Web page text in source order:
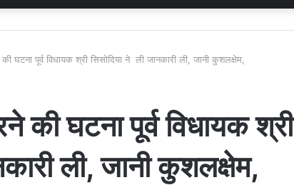
घटना पूर्व विधायक श्री सिसोदिया ने ली जानकारी ली, जानी कुशलक्षेम,
की घटना पूर्व विधायक श्री
ली, जानी कुशलक्षेम,